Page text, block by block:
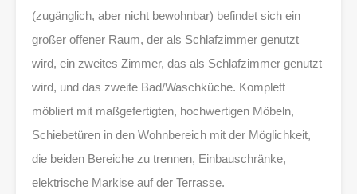
(zugänglich, aber nicht bewohnbar) befindet sich ein
großer offener Raum, der als Schlafzimmer genutzt
wird, ein zweites Zimmer, das als Schlafzimmer genutzt
wird, und das zweite Bad/Waschküche. Komplett
möbliert mit maßgefertigten, hochwertigen Möbeln,
Schiebetüren in den Wohnbereich mit der Möglichkeit,
die beiden Bereiche zu trennen, Einbauschränke,
elektrische Markise auf der Terrasse.